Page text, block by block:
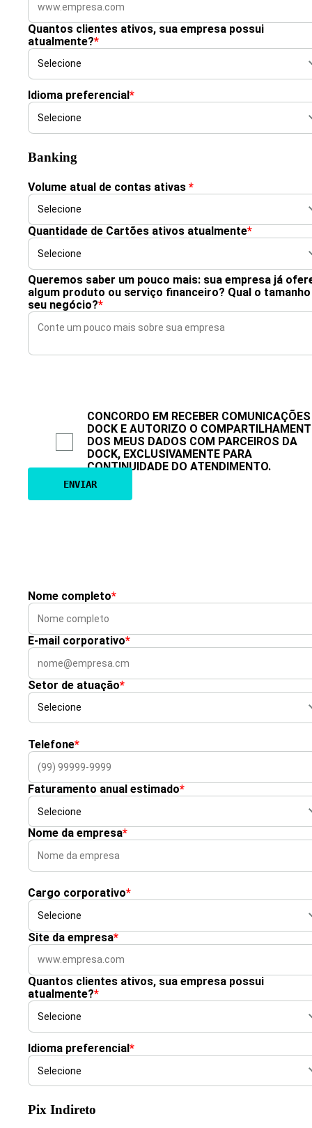
Quantos clientes ativos, sua empresa possui
atualmente?*
Idioma preferencial *
Banking
Volume atual de contas ativas *
Quantidade de Cartões ativos atualmente*
Queremos saber um pouco mais: sua empresa já
algum produto ou serviço financeiro? Qual o
seu negócio?*
CONCORDO EM RECEBER
DOCK E AUTORIZO O
DOS MEUS DADOS COM PARCEIROS DA
DOCK, EXCLUSIVAMENTE PARA
CONTINUIDADE DO ATENDIMENTO.
Nome completo*
E-mail corporativo*
Setor de atuação*
Telefone*
Faturamento anual estimado*
Nome da empresa*
Cargo corporativo*
Site da empresa*
Quantos clientes ativos, sua empresa possui
atualmente?*
Idioma preferencial*
Pix Indireto